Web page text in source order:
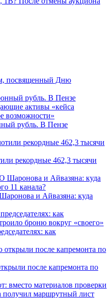
посвященный Дню
рубль. В Пензе
рекордные 462,3 тысячи
и Айвазяна: куда
как
после капремонта по